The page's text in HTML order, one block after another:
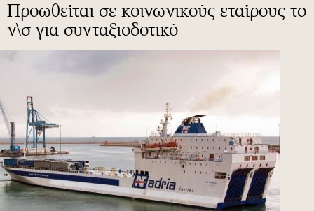
Προωθείται σε κοινωνικούς εταίρους το
ν\σ για συνταξιοδοτικό